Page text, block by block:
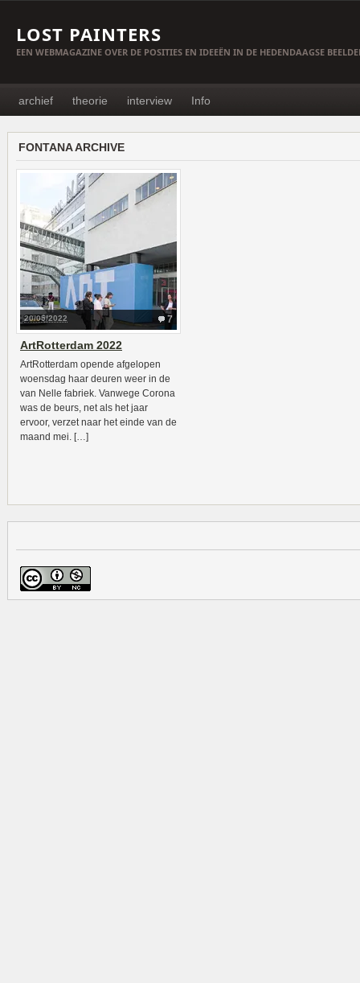
LOST PAINTERS
EEN WEBMAGAZINE OVER DE POSITIES EN IDEEËN IN DE HEDENDAAGSE
archief theorie interview Info
FONTANA ARCHIVE
7
20/05/2022
ArtRotterdam 2022
ArtRotterdam opende afgelopen
woensdag haar deuren weer in de
van Nelle fabriek. Vanwege Corona
was de beurs, net als het jaar
ervoor, verzet naar het einde van de
maand mei. […]